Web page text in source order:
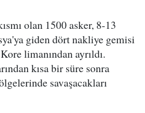
olan 1500 asker, 8-13
giden dört nakliye gemisi
limanından ayrıldı.
kısa bir süre sonra
savaşacakları